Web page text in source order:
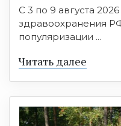
С 3 по 9 августа
здравоохранения
популяризации ...
Читать далее